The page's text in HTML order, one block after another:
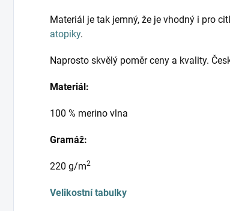
Materiál je tak jemný, že je vhodný i pro
atopiky.
Naprosto skvělý poměr ceny a kvality.
Materiál:
100 % merino vlna
Gramáž:
220 g/m2
Velikostní tabulky